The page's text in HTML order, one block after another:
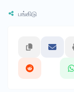
பங்கிடு